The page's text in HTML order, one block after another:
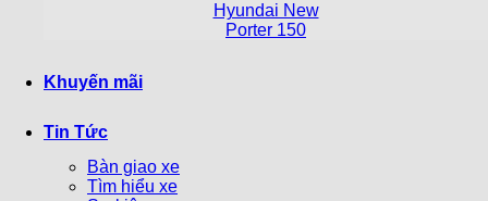
Hyundai New
Porter 150
Khuyến mãi
Tin Tức
Bàn giao xe
Tìm hiểu xe